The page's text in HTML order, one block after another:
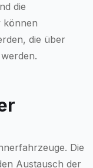
die
können
die über
Die
Austausch der